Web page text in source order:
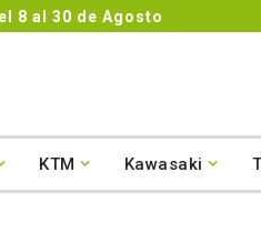
8 al 30 de Agosto
KTM Kawasaki